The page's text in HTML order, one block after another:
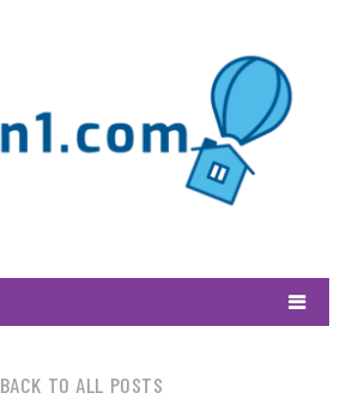
BACK TO ALL POSTS